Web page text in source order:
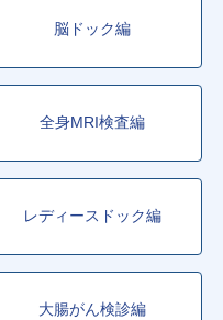
脳ドック編
全身MRI検査編
レディースドック編
大腸がん検診編